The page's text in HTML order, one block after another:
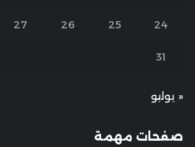
24
25
26
27
31
« يوليو
صفحات مهمة